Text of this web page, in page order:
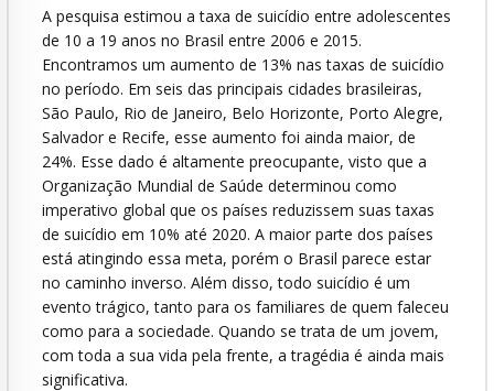
A pesquisa estimou a taxa de suicídio entre adolescentes
de 10 a 19 anos no Brasil entre 2006 e 2015.
Encontramos um aumento de 13% nas taxas de suicídio
no período. Em seis das principais cidades brasileiras,
São Paulo, Rio de Janeiro, Belo Horizonte, Porto Alegre,
Salvador e Recife, esse aumento foi ainda maior, de
24%. Esse dado é altamente preocupante, visto que a
Organização Mundial de Saúde determinou como
imperativo global que os países reduzissem suas taxas
de suicídio em 10% até 2020. A maior parte dos países
está atingindo essa meta, porém o Brasil parece estar
no caminho inverso. Além disso, todo suicídio é um
evento trágico, tanto para os familiares de quem faleceu
como para a sociedade. Quando se trata de um jovem,
com toda a sua vida pela frente, a tragédia é ainda mais
significativa.